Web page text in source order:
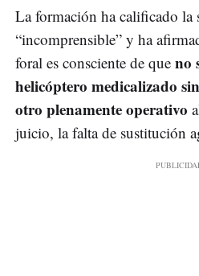
La formación ha calificado la
“incomprensible” y ha
foral es consciente de que no
helicóptero medicalizado
otro plenamente operativo
juicio, la falta de sustitución